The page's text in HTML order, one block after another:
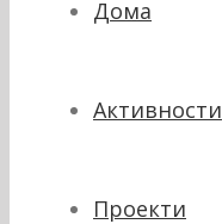
Дома
Активности
Проекти